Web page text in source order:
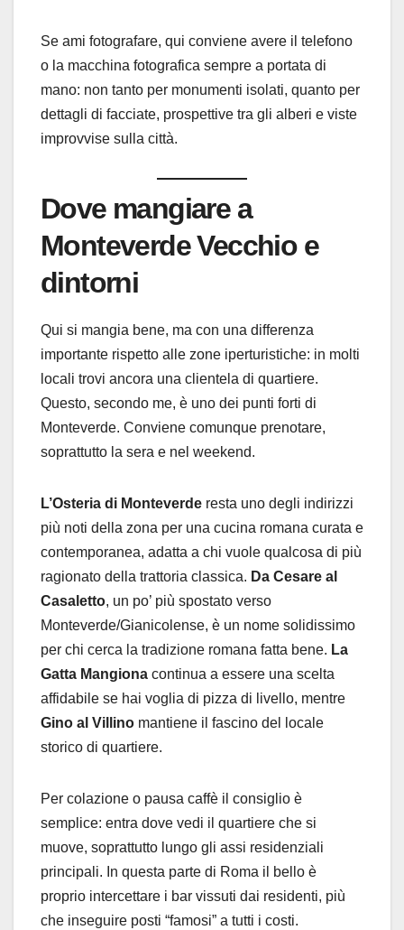
Se ami fotografare, qui conviene avere il telefono
o la macchina fotografica sempre a portata di
mano: non tanto per monumenti isolati, quanto per
dettagli di facciate, prospettive tra gli alberi e viste
improvvise sulla città.
Dove mangiare a
Monteverde Vecchio e
dintorni
Qui si mangia bene, ma con una differenza
importante rispetto alle zone iperturistiche: in molti
locali trovi ancora una clientela di quartiere.
Questo, secondo me, è uno dei punti forti di
Monteverde. Conviene comunque prenotare,
soprattutto la sera e nel weekend.
L’Osteria di Monteverde resta uno degli indirizzi
più noti della zona per una cucina romana curata e
contemporanea, adatta a chi vuole qualcosa di più
ragionato della trattoria classica. Da Cesare al
Casaletto, un po’ più spostato verso
Monteverde/Gianicolense, è un nome solidissimo
per chi cerca la tradizione romana fatta bene. La
Gatta Mangiona continua a essere una scelta
affidabile se hai voglia di pizza di livello, mentre
Gino al Villino mantiene il fascino del locale
storico di quartiere.
Per colazione o pausa caffè il consiglio è
semplice: entra dove vedi il quartiere che si
muove, soprattutto lungo gli assi residenziali
principali. In questa parte di Roma il bello è
proprio intercettare i bar vissuti dai residenti, più
che inseguire posti “famosi” a tutti i costi.